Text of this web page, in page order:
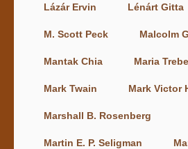
Lázár Ervin Lénárt Gitta
M. Scott Peck Malcolm
Mantak Chia Maria
Mark Twain Mark Victor
Marshall B. Rosenberg
Martin E. P. Seligman